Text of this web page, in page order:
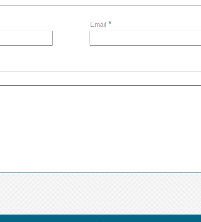
Email*